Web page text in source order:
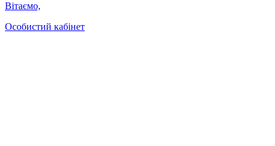
Вітаємо,
Особистий кабінет